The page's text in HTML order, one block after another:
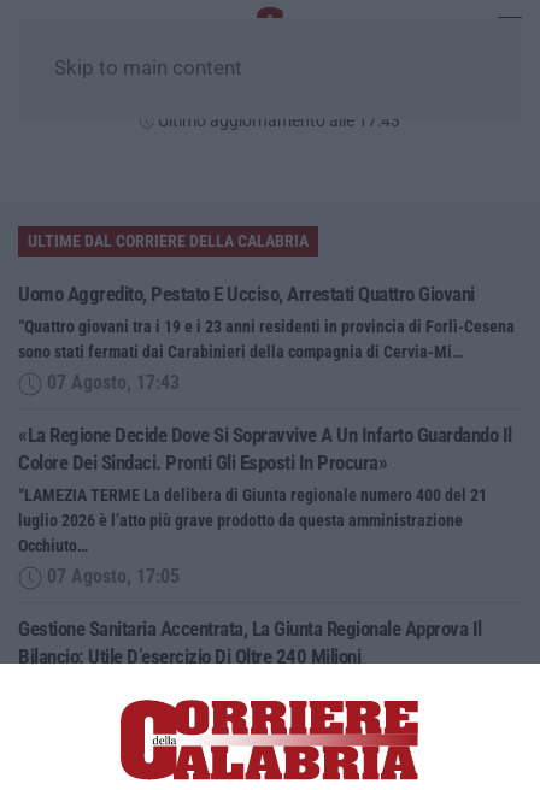
Skip to main content
Ultimo aggiornamento alle 17:43
ULTIME DAL CORRIERE DELLA CALABRIA
Uomo Aggredito, Pestato E Ucciso, Arrestati Quattro Giovani
“Quattro giovani tra i 19 e i 23 anni residenti in provincia di Forlì-Cesena
sono stati fermati dai Carabinieri della compagnia di Cervia-Mi…
07 Agosto, 17:43
«La Regione Decide Dove Si Sopravvive A Un Infarto Guardando Il
Colore Dei Sindaci. Pronti Gli Esposti In Procura»
“LAMEZIA TERME La delibera di Giunta regionale numero 400 del 21
luglio 2026 è l’atto più grave prodotto da questa amministrazione
Occhiuto…
07 Agosto, 17:05
Gestione Sanitaria Accentrata, La Giunta Regionale Approva Il
Bilancio: Utile D’esercizio Di Oltre 240 Milioni
della Regione Calabria ha approvato il bilancio di esercizio 2025 della
07 Agosto, 16:54